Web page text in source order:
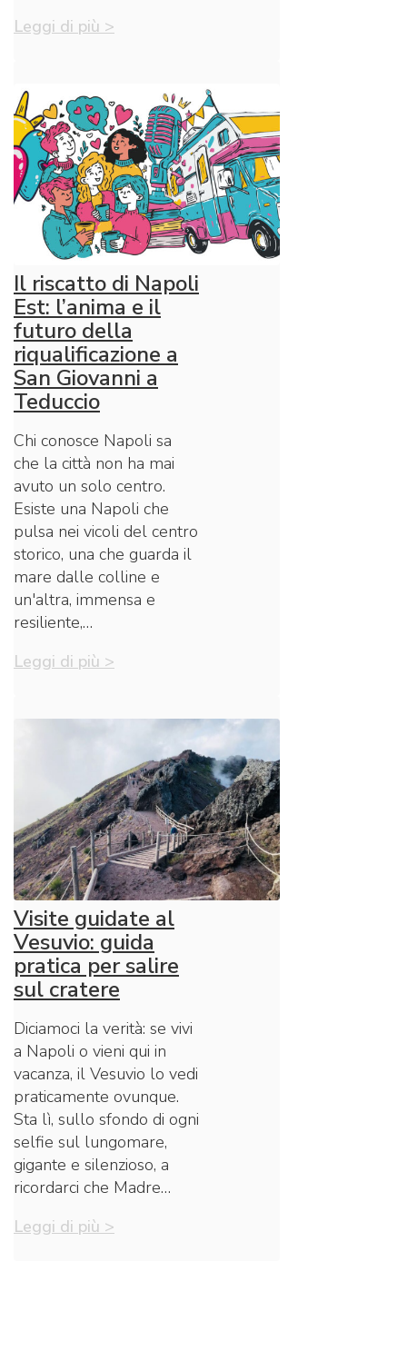
Leggi di più >
Il riscatto di Napoli
Est: l’anima e il
futuro della
riqualificazione a
San Giovanni a
Teduccio
Chi conosce Napoli sa
che la città non ha mai
avuto un solo centro.
Esiste una Napoli che
pulsa nei vicoli del centro
storico, una che guarda il
mare dalle colline e
un'altra, immensa e
resiliente,…
Leggi di più >
Visite guidate al
Vesuvio: guida
pratica per salire
sul cratere
Diciamoci la verità: se vivi
a Napoli o vieni qui in
vacanza, il Vesuvio lo vedi
praticamente ovunque.
Sta lì, sullo sfondo di ogni
selfie sul lungomare,
gigante e silenzioso, a
ricordarci che Madre…
Leggi di più >